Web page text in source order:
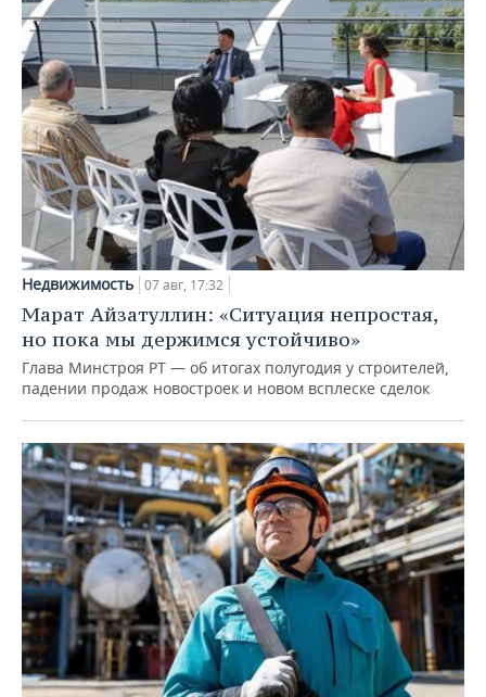
Недвижимость 07 авг, 17:32
Марат Айзатуллин: «Ситуация непростая,
но пока мы держимся устойчиво»
Глава Минстроя РТ — об итогах полугодия у строителей,
падении продаж новостроек и новом всплеске сделок